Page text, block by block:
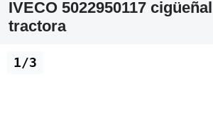
IVECO 5022950117
tractora
1/3